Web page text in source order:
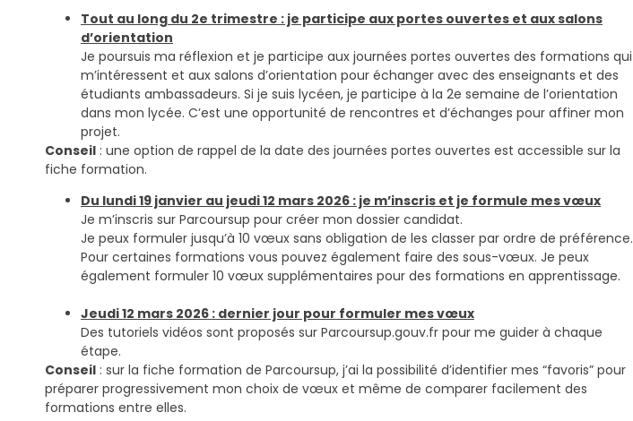
Tout au long du 2e trimestre : je participe aux portes ouvertes et aux salons
d’orientation
Je poursuis ma réflexion et je participe aux journées portes ouvertes des formations qui
m’intéressent et aux salons d’orientation pour échanger avec des enseignants et des
étudiants ambassadeurs. Si je suis lycéen, je participe à la 2e semaine de l’orientation
dans mon lycée. C’est une opportunité de rencontres et d’échanges pour affiner mon
projet.
Conseil : une option de rappel de la date des journées portes ouvertes est accessible sur la
fiche formation.
Du lundi 19 janvier au jeudi 12 mars 2026 : je m’inscris et je formule mes vœux
Je m’inscris sur Parcoursup pour créer mon dossier candidat.
Je peux formuler jusqu’à 10 vœux sans obligation de les classer par ordre de préférence.
Pour certaines formations vous pouvez également faire des sous-vœux. Je peux
également formuler 10 vœux supplémentaires pour des formations en apprentissage.
Jeudi 12 mars 2026 : dernier jour pour formuler mes vœux
Des tutoriels vidéos sont proposés sur Parcoursup.gouv.fr pour me guider à chaque
étape.
Conseil : sur la fiche formation de Parcoursup, j’ai la possibilité d’identifier mes “favoris” pour
préparer progressivement mon choix de vœux et même de comparer facilement des
formations entre elles.